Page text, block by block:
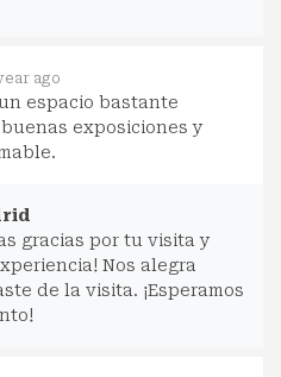
ago
espacio bastante
exposiciones y
gracias por tu visita y
Nos alegra
de la visita. ¡Esperamos